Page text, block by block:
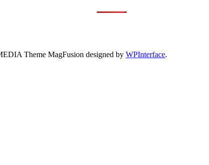
Theme MagFusion designed by WPInterface.